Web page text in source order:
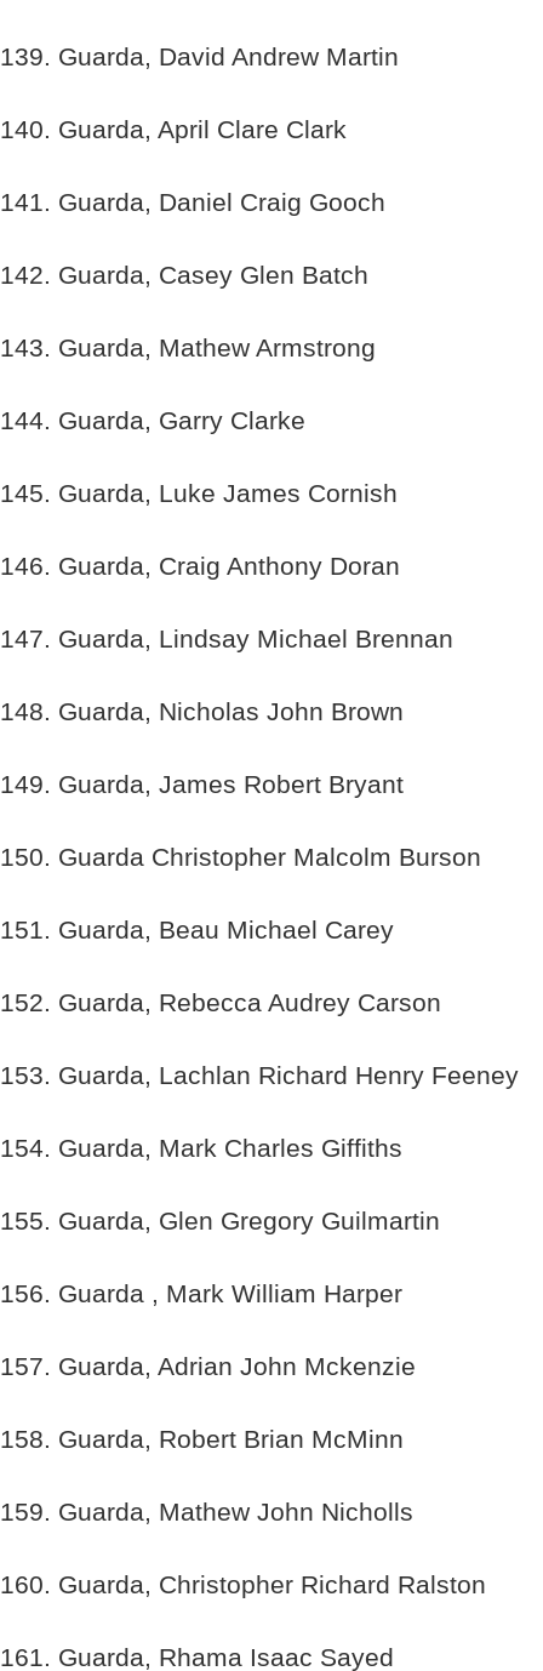
139. Guarda, David Andrew Martin
140. Guarda, April Clare Clark
141. Guarda, Daniel Craig Gooch
142. Guarda, Casey Glen Batch
143. Guarda, Mathew Armstrong
144. Guarda, Garry Clarke
145. Guarda, Luke James Cornish
146. Guarda, Craig Anthony Doran
147. Guarda, Lindsay Michael Brennan
148. Guarda, Nicholas John Brown
149. Guarda, James Robert Bryant
150. Guarda Christopher Malcolm Burson
151. Guarda, Beau Michael Carey
152. Guarda, Rebecca Audrey Carson
153. Guarda, Lachlan Richard Henry Feeney
154. Guarda, Mark Charles Giffiths
155. Guarda, Glen Gregory Guilmartin
156. Guarda , Mark William Harper
157. Guarda, Adrian John Mckenzie
158. Guarda, Robert Brian McMinn
159. Guarda, Mathew John Nicholls
160. Guarda, Christopher Richard Ralston
161. Guarda, Rhama Isaac Sayed